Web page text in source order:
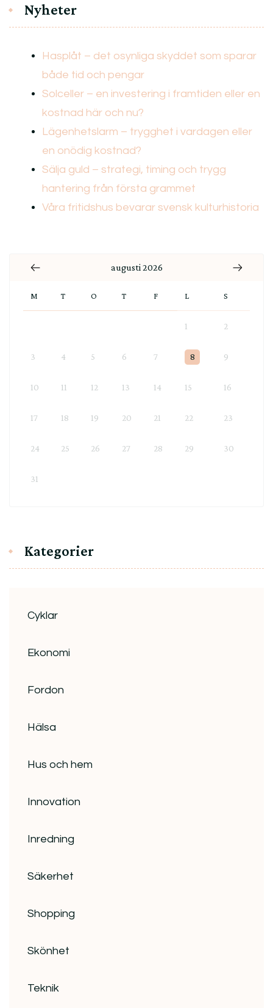
Nyheter
Hasplåt – det osynliga skyddet som sparar
både tid och pengar
Solceller – en investering i framtiden eller en
kostnad här och nu?
Lägenhetslarm – trygghet i vardagen eller
en onödig kostnad?
Sälja guld – strategi, timing och trygg
hantering från första grammet
Våra fritidshus bevarar svensk kulturhistoria
augusti 2026
M T O T F L S
1 2
3 4 5 6 7 8 9
10 11 12 13 14 15 16
17 18 19 20 21 22 23
24 25 26 27 28 29 30
31
Kategorier
Cyklar
Ekonomi
Fordon
Hälsa
Hus och hem
Innovation
Inredning
Säkerhet
Shopping
Skönhet
Teknik